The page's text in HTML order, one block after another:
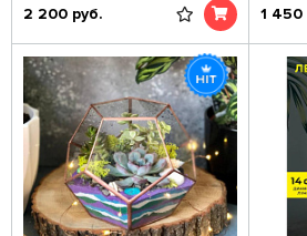
2 200 руб. 1 450